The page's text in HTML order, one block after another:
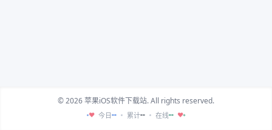
© 2026 苹果iOS软件下载站. All rights reserved.
♥ 今日-- 累计-- 在线-- ♥